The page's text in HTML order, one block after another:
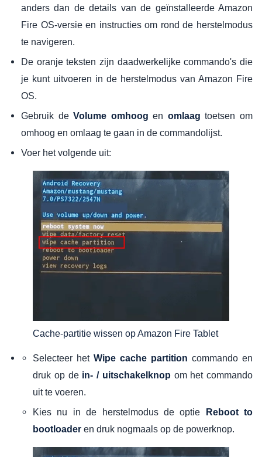
anders dan de details van de geïnstalleerde Amazon
Fire OS-versie en instructies om rond de herstelmodus
te navigeren.
De oranje teksten zijn daadwerkelijke commando's die
je kunt uitvoeren in de herstelmodus van Amazon Fire
OS.
Gebruik deVolume omhoog en omlaag toetsen om
omhoog en omlaag te gaan in de commandolijst.
Voer het volgende uit:
Cache-partitie wissen op Amazon Fire Tablet
Selecteer het Wipe cache partition commando en
druk op de in- / uitschakelknop om het commando
uit te voeren.
Kies nu in de herstelmodus de optie
Reboot to
bootloader en druk nogmaals op de powerknop.